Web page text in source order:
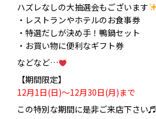
ハズレなしの大抽選会もございます
・レストランやホテルのお食事券
・特選だしが決め手！鴨鍋セット
・お買い物に便利なギフト券
などなど…
【期間限定】
12月1日(日)～12月30日(月)まで
この特別な期間に是非ご来店下さい♬